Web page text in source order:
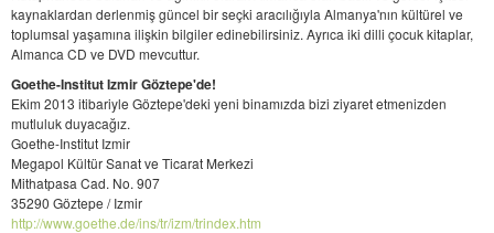
kaynaklardan derlenmiş güncel bir seçki aracılığıyla Almanya'nın kültürel ve
toplumsal yaşamına ilişkin bilgiler edinebilirsiniz. Ayrıca iki dilli çocuk kitaplar,
Almanca CD ve DVD mevcuttur.
Goethe-Institut Izmir Göztepe'de!
Ekim 2013 itibariyle Göztepe'deki yeni binamızda bizi ziyaret etmenizden
mutluluk duyacağız.
Goethe-Institut Izmir
Megapol Kültür Sanat ve Ticarat Merkezi
Mithatpasa Cad. No. 907
35290 Göztepe / Izmir
http://www.goethe.de/ins/tr/izm/trindex.htm